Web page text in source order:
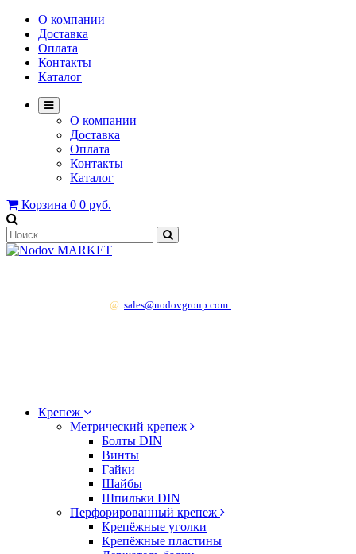
О компании
Доставка
Оплата
Контакты
Каталог
О компании
Доставка
Оплата
Контакты
Каталог
Корзина 0 0 руб.
@ sales@nodovgroup.com
Крепеж
Метрический крепеж
Болты DIN
Винты
Гайки
Шайбы
Шпильки DIN
Перфорированный крепеж
Крепёжные уголки
Крепёжные пластины